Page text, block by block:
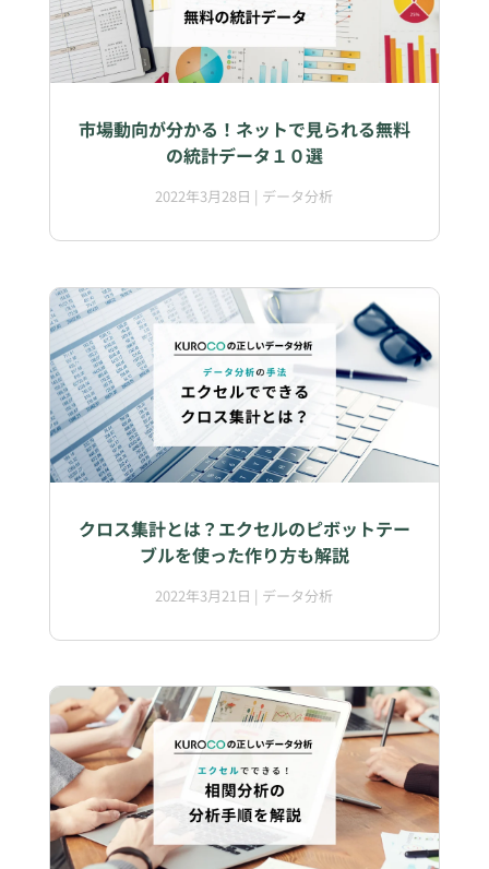
市場動向が分かる！ネットで見られる無料
の統計データ１０選
2022年3月28日 | データ分析
クロス集計とは？エクセルのピボットテー
ブルを使った作り方も解説
2022年3月21日 | データ分析